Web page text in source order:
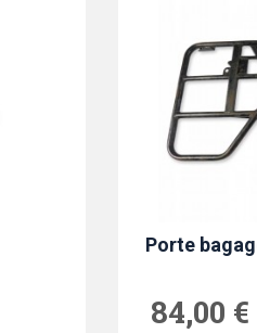
Porte
84,00 €